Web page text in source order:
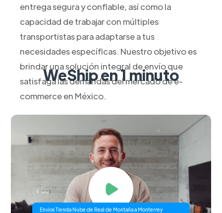
entrega segura y confiable, así como la
capacidad de trabajar con múltiples
transportistas para adaptarse a tus
necesidades específicas. Nuestro objetivo es
brindar una solución integral de envío que
satisfaga las demandas del mercado de e-
commerce en México.
WeShip en 1 minuto
Envios Tienda Nube de Real de Montaña a Monterrey